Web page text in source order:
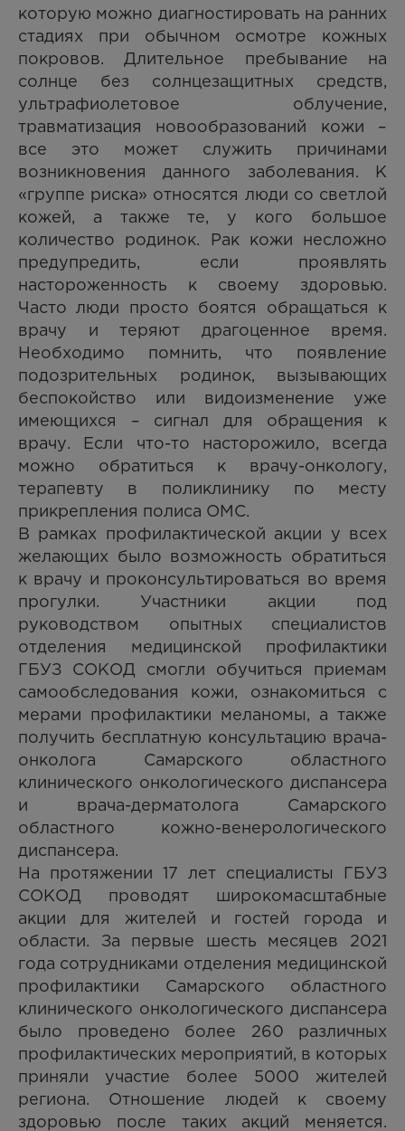
которую можно диагностировать на ранних
стадиях при обычном осмотре кожных
покровов. Длительное пребывание на
солнце без солнцезащитных средств,
ультрафиолетовое облучение,
травматизация новообразований кожи –
все это может служить причинами
возникновения данного заболевания. К
«группе риска» относятся люди со светлой
кожей, а также те, у кого большое
количество родинок. Рак кожи несложно
предупредить, если проявлять
настороженность к своему здоровью.
Часто люди просто боятся обращаться к
врачу и теряют драгоценное время.
Необходимо помнить, что появление
подозрительных родинок, вызывающих
беспокойство или видоизменение уже
имеющихся – сигнал для обращения к
врачу. Если что-то насторожило, всегда
можно обратиться к врачу-онкологу,
терапевту в поликлинику по месту
прикрепления полиса ОМС.
В рамках профилактической акции у всех
желающих было возможность обратиться
к врачу и проконсультироваться во время
прогулки. Участники акции под
руководством опытных специалистов
отделения медицинской профилактики
ГБУЗ СОКОД смогли обучиться приемам
самообследования кожи, ознакомиться с
мерами профилактики меланомы, а также
получить бесплатную консультацию врача-
онколога Самарского областного
клинического онкологического диспансера
и врача-дерматолога Самарского
областного кожно-венерологического
диспансера.
На протяжении 17 лет специалисты ГБУЗ
СОКОД проводят широкомасштабные
акции для жителей и гостей города и
области. За первые шесть месяцев 2021
года сотрудниками отделения медицинской
профилактики Самарского областного
клинического онкологического диспансера
было проведено более 260 различных
профилактических мероприятий, в которых
приняли участие более 5000 жителей
региона. Отношение людей к своему
здоровью после таких акций меняется.